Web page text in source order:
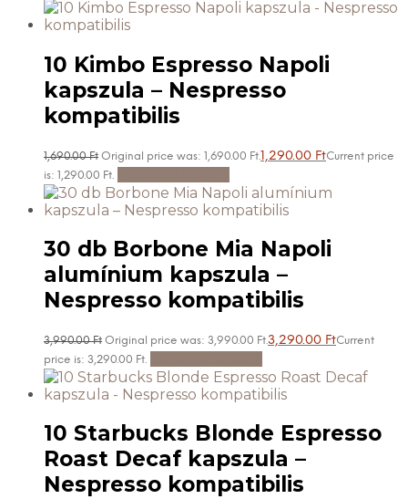
10 Kimbo Espresso Napoli
kapszula – Nespresso
kompatibilis
1,690.00Ft Original price was: 1,690.00 Ft.1,290.00 FtCurrent price
is: 1,290.00 Ft.
30 db Borbone Mia Napoli
alumínium kapszula –
Nespresso kompatibilis
3,990.00Ft Original price was: 3,990.00 Ft.3,290.00 FtCurrent
price is: 3,290.00 Ft.
10 Starbucks Blonde Espresso
Roast Decaf kapszula –
Nespresso kompatibilis